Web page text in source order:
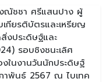
ชา ศรีแสนปาง ผู้
เกียรติบัตรและเหรียญ
งประดิษฐ์และ
รอบชิงชนะเลิศ
ในงานวันนักประดิษฐ์
าพันธ์ 2567 ณ ไบเทค